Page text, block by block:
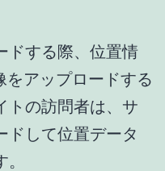
ドする際、位置情
アップロードする
トの訪問者は、サ
ドして位置データ